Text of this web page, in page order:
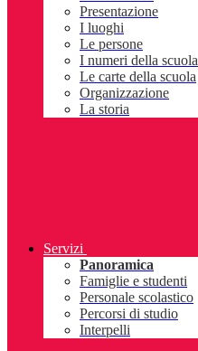
Presentazione
I luoghi
Le persone
I numeri della scuola
Le carte della scuola
Organizzazione
La storia
Servizi
Panoramica
Famiglie e studenti
Personale scolastico
Percorsi di studio
Interpelli